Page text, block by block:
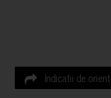
Indicatii de